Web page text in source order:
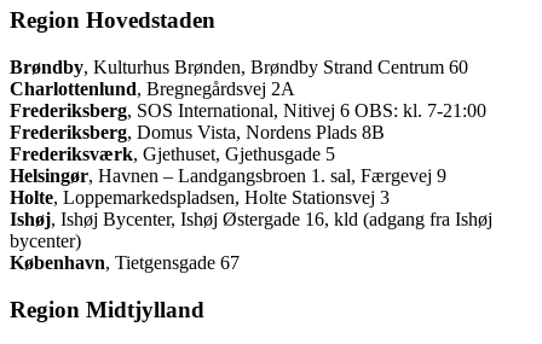
Region Hovedstaden
Brøndby, Kulturhus Brønden, Brøndby Strand Centrum 60
Charlottenlund, Bregnegårdsvej 2A
Frederiksberg, SOS International, Nitivej 6 OBS: kl. 7-21:00
Frederiksberg, Domus Vista, Nordens Plads 8B
Frederiksværk, Gjethuset, Gjethusgade 5
Helsingør, Havnen – Landgangsbroen 1. sal, Færgevej 9
Holte, Loppemarkedspladsen, Holte Stationsvej 3
Ishøj, Ishøj Bycenter, Ishøj Østergade 16, kld (adgang fra Ishøj
bycenter)
København, Tietgensgade 67
Region Midtjylland